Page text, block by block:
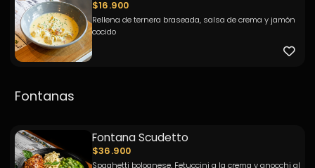
$16.900
Rellena de ternera braseada, salsa de crema y jamón
cocido
Fontanas
Fontana Scudetto
$36.900
Spaghetti bolognese, Fetuccini a la crema y gnocchi al